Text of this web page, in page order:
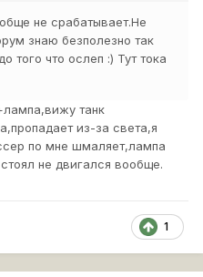
не срабатывает.Не
знаю безполезно так
того что ослеп :) Тут тока
танк
из-за света,я
по мне шмаляет,лампа
не двигался вообще.
1